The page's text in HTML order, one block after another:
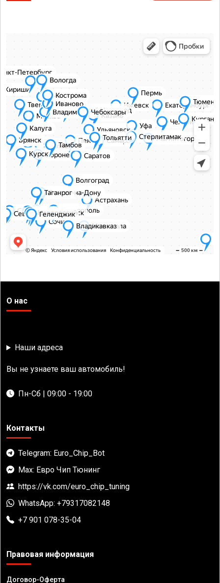
О нас
Наши адреса
Вы не узнаете ваш автомобиль!
Пн-Сб | 09:00 - 19:00
Контакты
Telegram: Euro_Chip_Bot
Max: Евро Чип Тюнинг
https://vk.com/euro_chip_tuning
WhatsApp: +79317082148
+7 901 078-35-04
Правовая информация
Договор-Оферта